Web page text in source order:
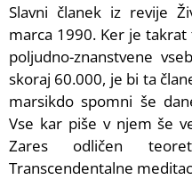
Slavni članek iz revije
marca 1990. Ker je
poljudno-znanstvene
skoraj 60.000, je bi ta
marsikdo spomni še
Vse kar piše v njem še
Zares odličen
Transcendentalne